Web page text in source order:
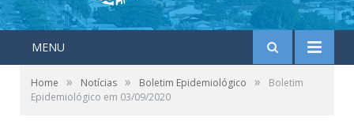
MENU
Home » Notícias » Boletim Epidemiológico »
Boletim
Epidemiológico em 03/09/2020